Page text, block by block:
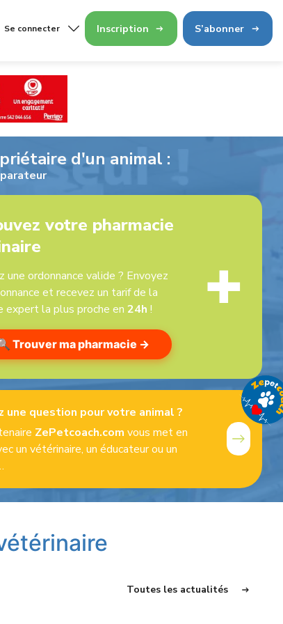
Se connecter Inscription S’abonner
d'un animal :
votre pharmacie
une ordonnance valide ? Envoyez
et recevez un tarif de la
expert la plus proche en 24h !
Trouver ma pharmacie →
✚
une question pour votre animal ?
ZePetcoach.com vous met en
un vétérinaire, un éducateur ou un
Toutes les actualités